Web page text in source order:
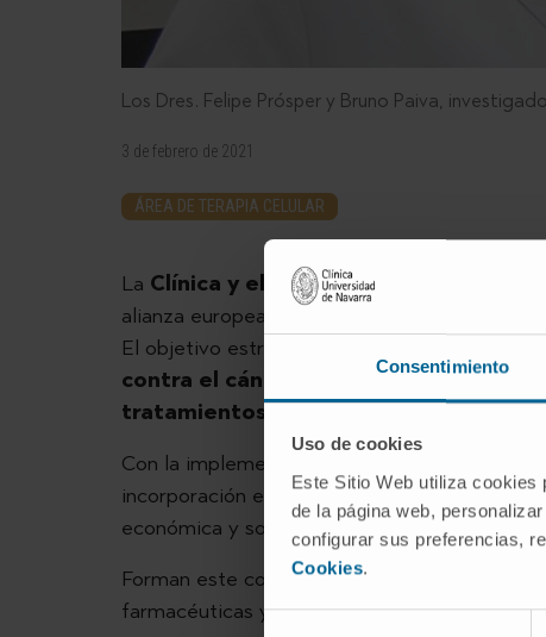
Consentimiento
Uso de cookies
Este Sitio Web utiliza
de la página web,
configurar sus preferencias,
Cookies.
Selección
Los Dres. Felipe Prósper y Bruno Paiva,
3 de febrero de 2021
ÁREA DE TERAPIA CELULAR
La Clínica y el CimaUniversidad de Navarra
alianza europea entre líderes académicos y
El objetivo estratégico de este proyecto es
contra el cáncer para agilizar un
tratamientos de vanguardia.
Con la implementación de estas terapias, el
incorporación en los distintos sistemas
económica y social del cáncer en la Unión
Forman este consorcio multidisciplinar
farmacéuticas y biotecnológicas, así como